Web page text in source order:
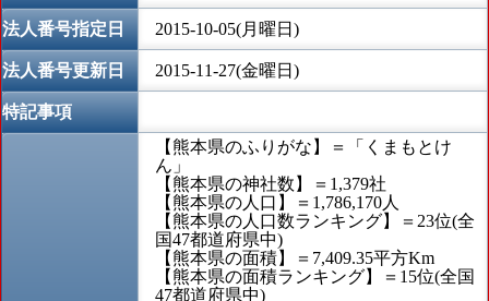
法人番号指定日 2015-10-05(月曜日)
法人番号更新日 2015-11-27(金曜日)
特記事項
【熊本県のふりがな】＝「くまもとけ
ん」
【熊本県の神社数】＝1,379社
【熊本県の人口】＝1,786,170人
【熊本県の人口数ランキング】＝23位(全
国47都道府県中)
【熊本県の面積】＝7,409.35平方Km
【熊本県の面積ランキング】＝15位(全国
47都道府県中)